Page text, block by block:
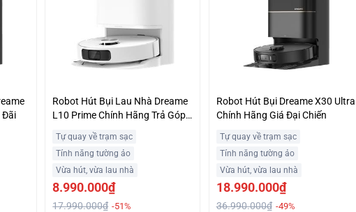
Đãi
Robot Hút Bụi Lau Nhà Dreame
L10 Prime Chính Hãng Trả Góp
Tự quay về trạm sạc
Tính năng tường ảo
Vừa hút, vừa lau nhà
8.990.000₫
17.990.000₫ -51%
Robot Hút Bụi Dreame X30 Ultra
Chính Hãng Giá Đại Chiến
Tự quay về trạm sạc
Tính năng tường ảo
Vừa hút, vừa lau nhà
18.990.000₫
36.990.000₫ -49%